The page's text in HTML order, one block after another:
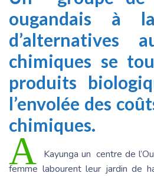
ougandais à
d’alternatives
chimiques se
produits
l’envolée des
chimiques.
A Kayunga un centre de
femme labourent leur jardin de